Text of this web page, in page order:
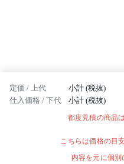
定価 / 上代 小計 (税抜)
仕入価格 / 下代 小計 (税抜)
都度見積の商品
こちらは価格の目
内容を元に個別